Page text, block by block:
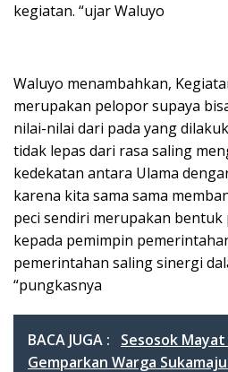
kegiatan. “ujar Waluyo
Waluyo menambahkan,
merupakan pelopor supaya
nilai-nilai dari pada yang
tidak lepas dari rasa saling
kedekatan antara Ulama
karena kita sama sama
peci sendiri merupakan
kepada pemimpin
pemerintahan saling sinergi
“pungkasnya
BACA JUGA :
Sesosok
Gemparkan Warga